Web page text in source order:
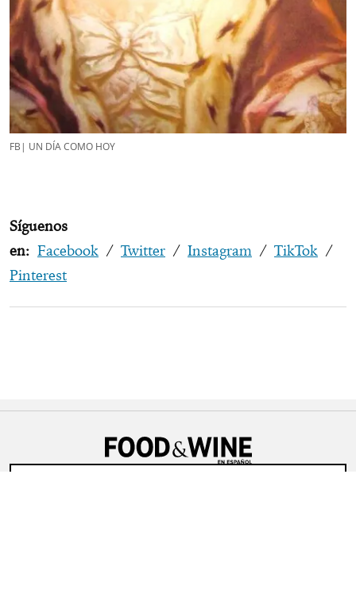
FB| UN DÍA COMO HOY
Síguenos
en: Facebook / Twitter / Instagram / TikTok /
Pinterest